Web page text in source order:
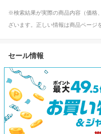
※検索結果が実際の商品内容（価格
ざいます。正しい情報は商品ページ
セール情報